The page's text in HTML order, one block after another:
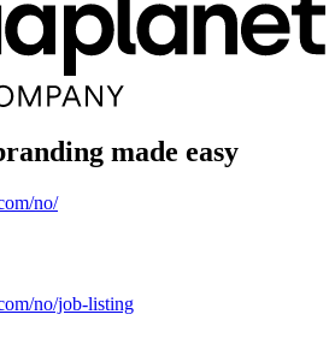
made easy
no/
no/job-listing